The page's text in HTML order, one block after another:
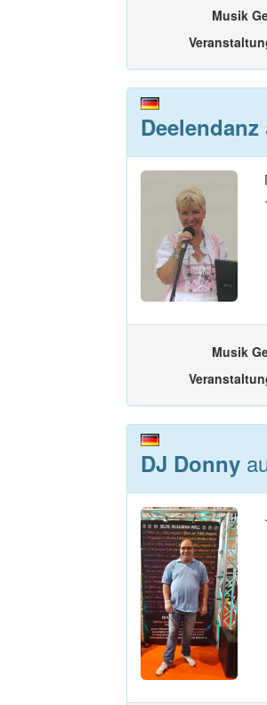
Musik
Deelendanz
Musik
DJ Donny